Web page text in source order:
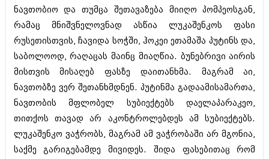
ნავთობიო და თუმცა შეთავაზება მიიღო პომპეოსგან,
რამაც მნიშვნელოვნად ასწია ლუკაშენკოს ფასი
რუსეთისთვის, ჩავიდა სოჭში, ჰოკეი ეთამაშა პუტინს და,
საბოლოოდ, რაღაცას მაინც მიაღწია. ბუნებრივი აირის
მისთვის მისაღებ ფასზე დაითანხმა. მაგრამ აი,
ნავთობზე ვერ შეთანხმდნენ. პუტინმა გადაამისამართა,
ნავთობის მფლობელ სუბიექტებს დაელაპარაკეო,
თითქოს თავად არ აკონტროლებდეს ამ სუბიექტებს.
ლუკაშენკო ვაჭრობს, მაგრამ ამ ვაჭრობაში არ მგონია,
საქმე გარიგებამდე მივიდეს. შიდა ფასებითაც რომ